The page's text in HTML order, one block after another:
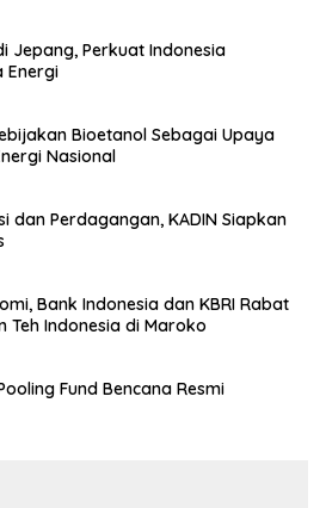
Jepang, Perkuat Indonesia
Energi
Bioetanol Sebagai Upaya
Nasional
dan Perdagangan, KADIN Siapkan
Bank Indonesia dan KBRI Rabat
Teh Indonesia di Maroko
Fund Bencana Resmi